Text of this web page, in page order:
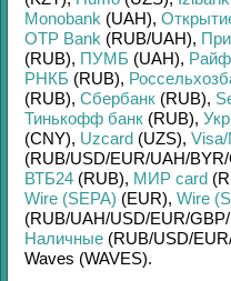
Monobank (UAH),
OTP Bank (RUB/UAH),
(RUB), ПУМБ (UAH),
РНКБ (RUB),
(RUB), Сбербанк (RUB),
Тинькофф банк (RUB),
(CNY), Uzcard (UZS),
(RUB/USD/EUR/UAH/BYR/
ВТБ24 (RUB), МИР card
Wire (SEPA) (EUR), Wire
(RUB/UAH/USD/EUR/GBP/
Наличные (RUB/USD/
Waves (WAVES).